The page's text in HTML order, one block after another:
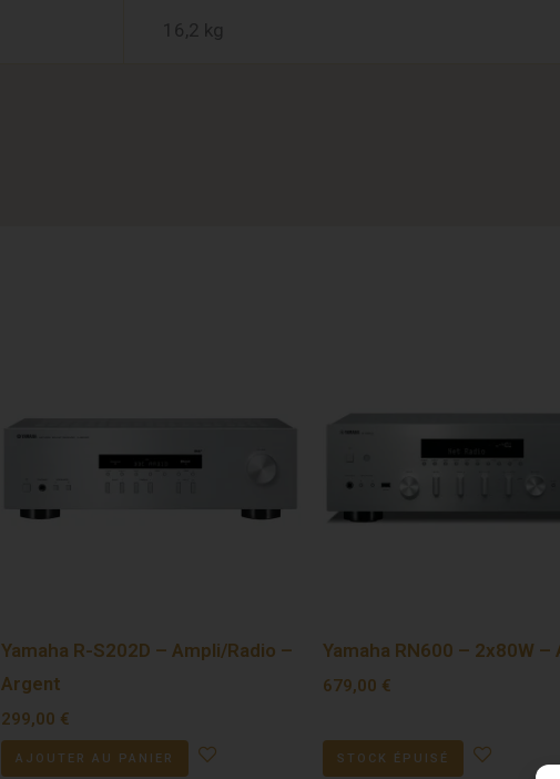
16,2 kg
Yamaha R-S202D – Ampli/Radio –
Argent
299,00 €
AJOUTER AU PANIER
Yamaha RN600 – 2x80W –
679,00 €
STOCK ÉPUISÉ